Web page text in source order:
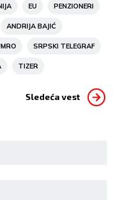
EU PENZIONERI
ANDRIJA BAJIĆ
SRPSKI TELEGRAF
TIZER
Sledeća vest